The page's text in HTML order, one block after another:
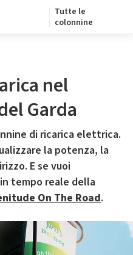
Tutte le
colonnine
nel
Garda
di ricarica elettrica.
la potenza, la
E se vuoi
tempo reale della
On The Road.